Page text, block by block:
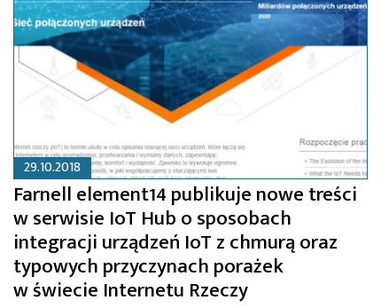
29.10.2018
Farnell element14 publikuje nowe treści
w serwisie IoT Hub o sposobach
integracji urządzeń IoT z chmurą oraz
typowych przyczynach porażek
w świecie Internetu Rzeczy